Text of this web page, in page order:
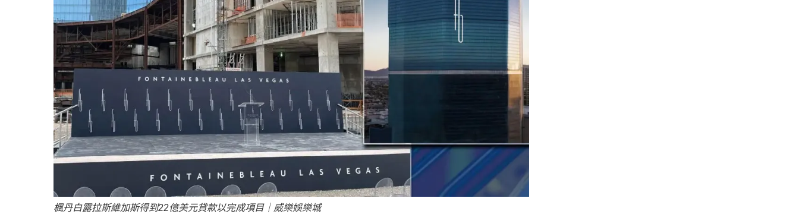
楓丹白露拉斯維加斯得到22億美元貸款以完成項目｜威樂娛樂城